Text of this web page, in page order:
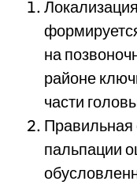
на
районе
части
Правильная
пальпации